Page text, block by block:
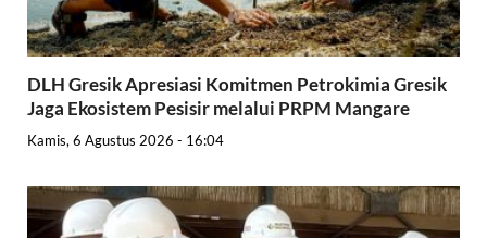
DLH Gresik Apresiasi Komitmen Petrokimia Gresik
Jaga Ekosistem Pesisir melalui PRPM Mangare
Kamis, 6 Agustus 2026 - 16:04